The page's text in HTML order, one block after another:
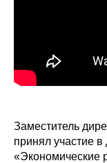
Публикации
Заместитель
принял участие
«Экономические